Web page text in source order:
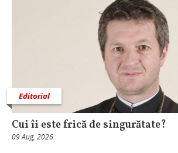
Editorial
Cui îi este frică de singurătate?
09 Aug, 2026